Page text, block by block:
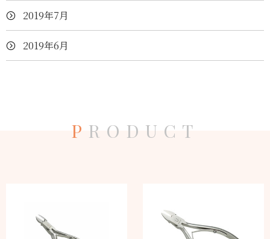
2019年7月
2019年6月
P RODUCT